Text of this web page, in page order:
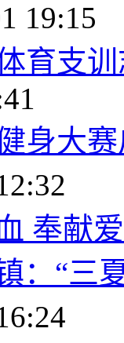
19:15
育支
身大
奉献
：“三